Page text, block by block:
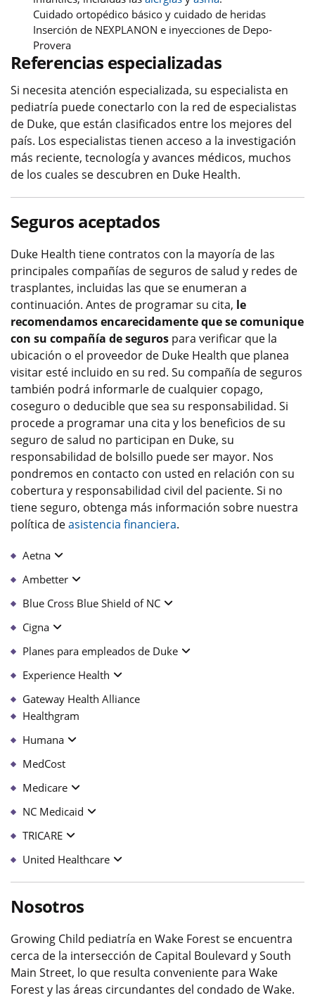
Cuidado ortopédico básico y cuidado de heridas
Inserción de NEXPLANON e inyecciones de Depo-
Provera
Referencias especializadas
Si necesita atención especializada, su especialista en
pediatría puede conectarlo con la red de especialistas
de Duke, que están clasificados entre los mejores del
país. Los especialistas tienen acceso a la investigación
más reciente, tecnología y avances médicos, muchos
de los cuales se descubren en Duke Health.
Seguros aceptados
Duke Health tiene contratos con la mayoría de las
principales compañías de seguros de salud y redes de
trasplantes, incluidas las que se enumeran a
continuación. Antes de programar su cita, le
recomendamos encarecidamente que se comunique
con su compañía de seguros para verificar que la
ubicación o el proveedor de Duke Health que planea
visitar esté incluido en su red. Su compañía de seguros
también podrá informarle de cualquier copago,
coseguro o deducible que sea su responsabilidad. Si
procede a programar una cita y los beneficios de su
seguro de salud no participan en Duke, su
responsabilidad de bolsillo puede ser mayor. Nos
pondremos en contacto con usted en relación con su
cobertura y responsabilidad civil del paciente. Si no
tiene seguro, obtenga más información sobre nuestra
política deasistencia financiera.
Aetna
Ambetter
Blue Cross Blue Shield of NC
Cigna
Planes para empleados de Duke
Experience Health
Gateway Health Alliance
Healthgram
Humana
MedCost
Medicare
NC Medicaid
TRICARE
United Healthcare
Nosotros
Growing Child pediatría en Wake Forest se encuentra
cerca de la intersección de Capital Boulevard y South
Main Street, lo que resulta conveniente para Wake
Forest y las áreas circundantes del condado de Wake.